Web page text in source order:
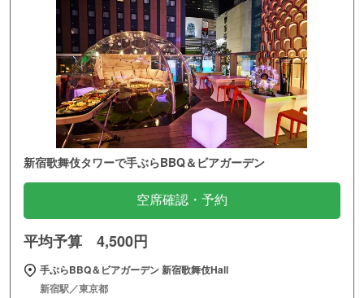
新宿歌舞伎タワーで手ぶらBBQ＆ビアガーデン
空席確認・予約
平均予算 4,500円
手ぶらBBQ＆ビアガーデン 新宿歌舞伎Hall
新宿駅／東京都